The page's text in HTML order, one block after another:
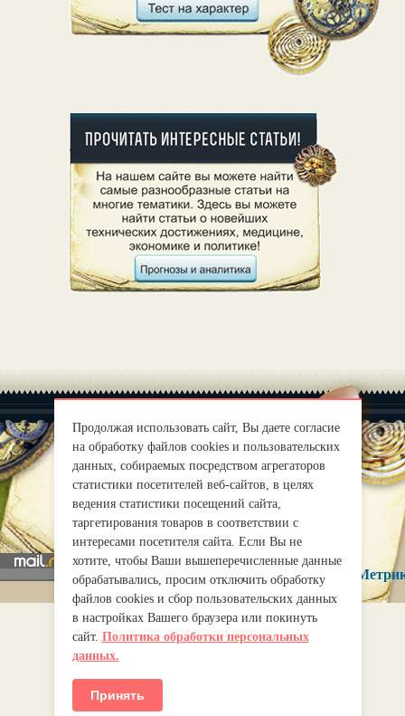
О нас |
Правила
mirprognoz@mail.ru
Продолжая использовать сайт, Вы даете согласие
на обработку файлов cookies и пользовательских
данных, собираемых посредством агрегаторов
статистики посетителей веб-сайтов, в целях
ведения статистики посещений сайта,
таргетирования товаров в соответствии с
интересами посетителя сайта. Если Вы не
хотите, чтобы Ваши вышеперечисленные данные
обрабатывались, просим отключить обработку
файлов cookies и сбор пользовательских данных
в настройках Вашего браузера или покинуть
сайт. Политика обработки персональных
данных.
Принять